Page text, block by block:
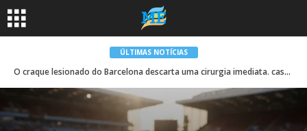
ÚLTIMAS NOTÍCIAS
O craque lesionado do Barcelona descarta uma cirurgia imediata. caso será analisado em três semanas